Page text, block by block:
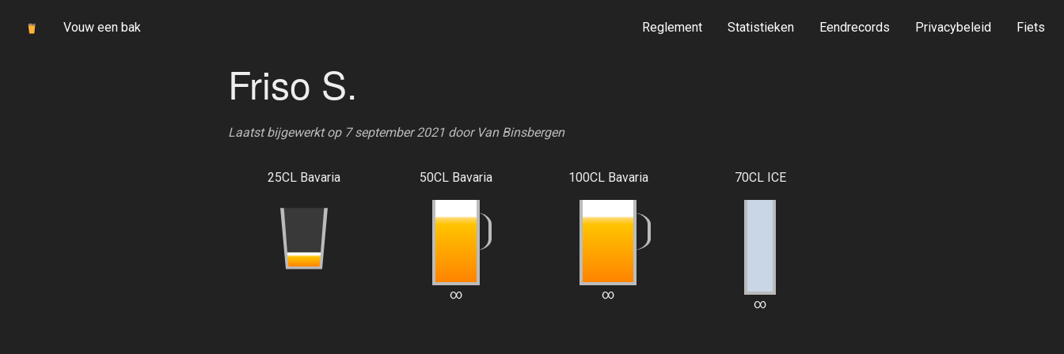
Vouw een bak Reglement Statistieken Eendrecords Privacybeleid Fiets
Friso S.
Laatst bijgewerkt op 7 september 2021 door Van Binsbergen
25CL Bavaria 50CL Bavaria
∞
100CL Bavaria
∞
70CL ICE
∞